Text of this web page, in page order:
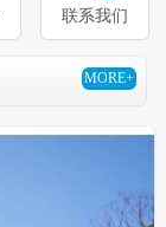
联系我们
MORE+